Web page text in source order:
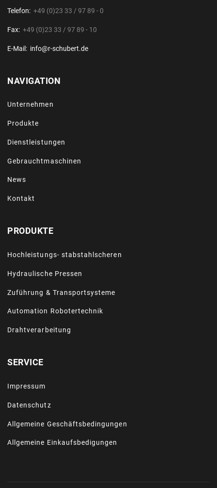
Telefon: +49 (0)23 33 / 97 89 - 0
Fax: +49 (0)23 33 / 97 89 - 10
E-Mail: info@r-schubert.de
NAVIGATION
Unternehmen
Produkte
Dienstleistungen
Gebrauchtmaschinen
News
Kontakt
PRODUKTE
Hochleistungs- stabstahlscheren
Hydraulische Pressen
Zuführung & Transportsysteme
Automation Robotertechnik
Drahtverarbeitung
SERVICE
Impressum
Datenschutz
Allgemeine Geschäftsbedingungen
Allgemeine Einkaufsbedigungen